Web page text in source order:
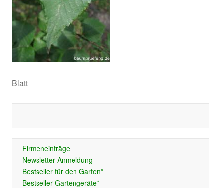
Blatt
Firmeneinträge
Newsletter-Anmeldung
Bestseller für den Garten*
Bestseller Gartengeräte*